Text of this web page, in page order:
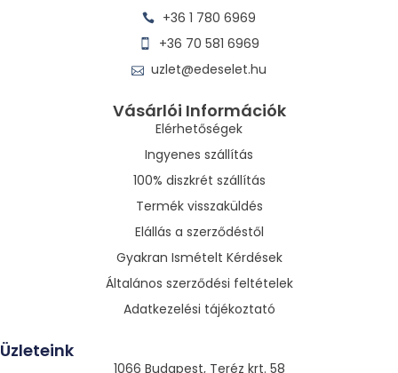
+36 1 780 6969
+36 70 581 6969
uzlet@edeselet.hu
Vásárlói Információk
Elérhetőségek
Ingyenes szállítás
100% diszkrét szállítás
Termék visszaküldés
Elállás a szerződéstől
Gyakran Ismételt Kérdések
Általános szerződési feltételek
Adatkezelési tájékoztató
Üzleteink
1066 Budapest, Teréz krt. 58